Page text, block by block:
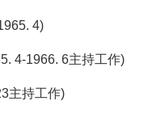
4)
4-1966. 6主持工作)
主持工作)